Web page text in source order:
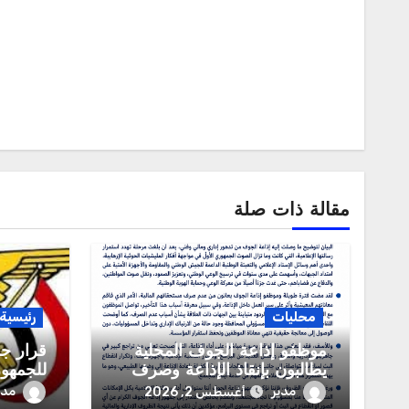
مقالة ذات صلة
محليات
موظفو إذاعة الجوف المحلية
يطالبون بإنقاذ الإذاعة وصرف
مستحقاتهم المالية
مدير أغسطس 2, 2026
رئيسية
قرار